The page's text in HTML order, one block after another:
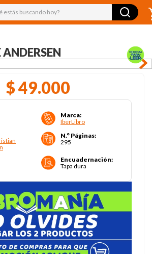
buscando hoy?
$49.000
Marca:
IberLibro
N.° Páginas:
295
Encuadernación:
Tapa dura